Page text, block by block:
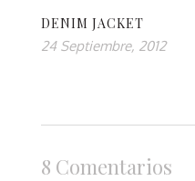
DENIM JACKET
24 Septiembre, 2012
8 Comentarios